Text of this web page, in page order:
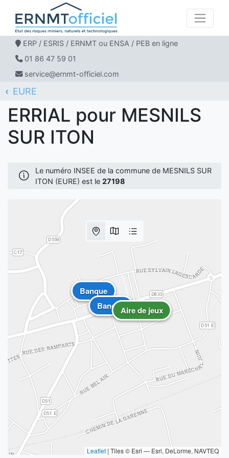
ERP / ESRIS / ERNMT ou ENSA / PEB en ligne
01 86 47 59 01
service@ernmt-officiel.com
ERNMT Officiel
ERRIAL
EURE
MESNILS SUR ITON
ERRIAL pour MESNILS
SUR ITON
Le numéro INSEE de la commune de MESNILS SUR
ITON (EURE) est le 27198
Aire de jeux
Banque
Banque
Leaflet | Tiles © Esri — Esri, DeLorme, NAVTEQ